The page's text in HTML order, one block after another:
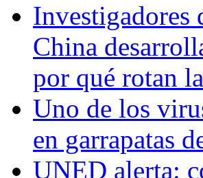
Investigadores
China
por qué rotan
Uno de los
en garrapatas
UNED alerta: